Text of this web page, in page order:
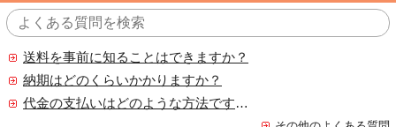
送料を事前に知ることはできますか？
納期はどのくらいかかりますか？
代金の支払いはどのような方法ですか？